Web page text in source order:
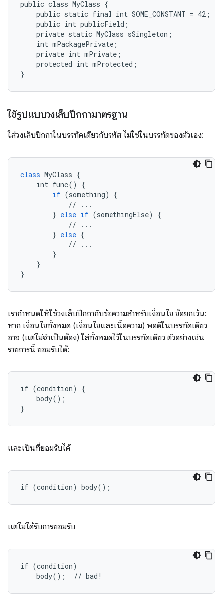
public class MyClass {
    public static final int SOME_CONSTANT = 42;
    public int publicField;
    private static MyClass sSingleton;
    int mPackagePrivate;
    private int mPrivate;
    protected int mProtected;
}
ใช้รูปแบบวงเล็บปีกกามาตรฐาน
ใส่วงเล็บปีกกาในบรรทัดเดียวกับรหัส ไม่ใช่ในบรรทัดของตัวเอง:
class MyClass {
int func() {
if (something) {
            // ...
        }
else if (somethingElse) {
            // ...
        }
else {
            // ...
        }
    }
}
เรากำหนดให้ใช้วงเล็บปีกกากับข้อความสำหรับเงื่อนไข ข้อยกเว้น:
หาก เงื่อนไขทั้งหมด (เงื่อนไขและเนื้อความ) พอดีในบรรทัดเดียว
อาจ (แต่ไม่จำเป็นต้อง) ใส่ทั้งหมดไว้ในบรรทัดเดียว ตัวอย่างเช่น
รายการนี้ ยอมรับได้:
if (condition) {
    body();
}
และเป็นที่ยอมรับได้
if (condition) body();
แต่ไม่ได้รับการยอมรับ
if (condition)
    body();  // bad!